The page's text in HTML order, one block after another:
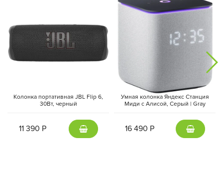
Колонка портативная JBL Flip 6,
30Вт, черный
11 390 Р
Умная колонка Яндекс Станция
Миди с Алисой, Cерый | Gray
16 490 Р